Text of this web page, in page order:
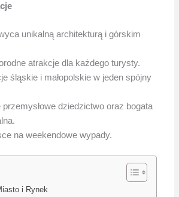
unikalną architekturą i górskim
atrakcje dla każdego turysty.
śląskie i małopolskie w jeden spójny
przemysłowe dziedzictwo oraz bogata
na weekendowe wypady.
i Rynek